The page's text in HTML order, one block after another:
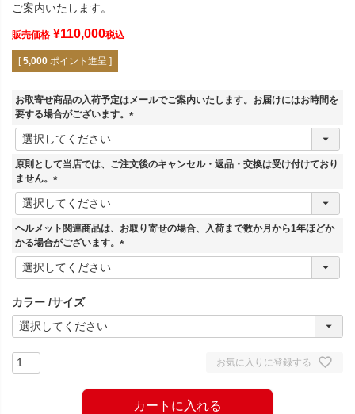
ご案内いたします。
販売価格 ¥110,000税込
[ 5,000 ポイント進呈 ]
お取寄せ商品の入荷予定はメールでご案内いたします。お届けにはお時間を
要する場合がございます。
(
須
原則として当店では、ご注文後のキャンセル・返品・交換は受け付けており
ません。
(
必
須
)
ヘルメット関連商品は、お取り寄せの場合、入荷まで数か月から1年ほどか
かる場合がございます。
(
カラー サイズ
お気に入りに登録する
カートに入れる